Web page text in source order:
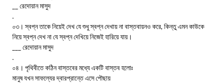
__ রেদোয়ান মাসুদ
.
০৩। স্বপ্ন তাকে নিয়েই দেখ যে শুধু স্বপ্ন দেখায় না বাস্তবায়নও করে, কিন্তু এমন কাউকে
নিয়ে স্বপ্ন দেখ না যে স্বপ্ন দেখিয়ে নিজেই হারিয়ে যায়।
___ রেদোয়ান মাসুদ
.
০৪। পৃথিবীতে কঠিন বাস্তবের মধ্যে একটি বাস্তব হলোঃ
মানুষ যখন সাফল্যের দ্বারপ্রান্তে এসে পৌছায়